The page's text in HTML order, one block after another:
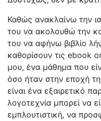
Καθώς ανακλαίνω την
του να ακολουθώ την
του να αφήνω βιβλίο
καθορίσουν τις ebook
μου, ένα μάθημα που
όσο ήταν στην εποχή
είναι ένα εξαιρετικό
λογοτεχνία μπορεί να
εμπλουτιστική, να